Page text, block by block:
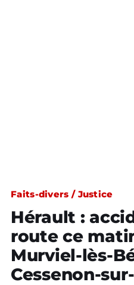
Faits-divers / Justice
Hérault :
route ce
Murviel-lès-
Cessenon-